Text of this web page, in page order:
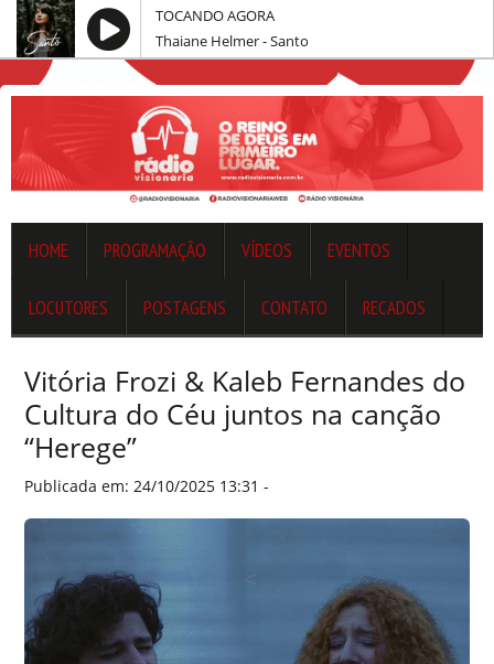
TOCANDO AGORA
Thaiane Helmer - Santo
HOME PROGRAMAÇÃO VÍDEOS EVENTOS
LOCUTORES POSTAGENS CONTATO RECADOS
Vitória Frozi & Kaleb Fernandes do
Cultura do Céu juntos na canção
“Herege”
Publicada em: 24/10/2025 13:31 -